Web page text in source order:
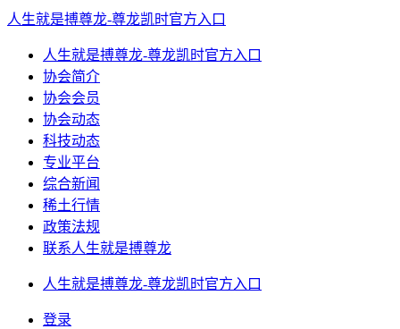
人生就是搏尊龙-尊龙凯时官方入口
人生就是搏尊龙-尊龙凯时官方入口
协会简介
协会会员
协会动态
科技动态
专业平台
综合新闻
稀土行情
政策法规
联系人生就是搏尊龙
人生就是搏尊龙-尊龙凯时官方入口
登录